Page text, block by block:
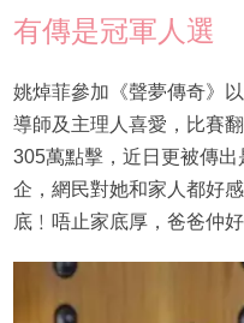
有傳是冠軍人選
姚焯菲參加《聲夢傳奇》
導師及主理人喜愛，比賽
305萬點擊，近日更被傳
企，網民對她和家人都好
底﹗唔止家底厚，爸爸仲好